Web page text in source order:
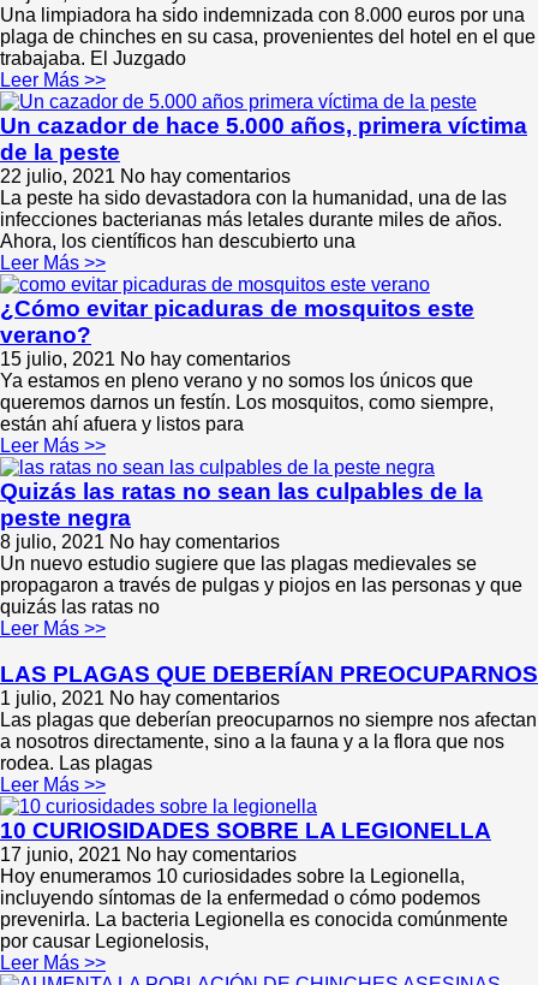
Una limpiadora ha sido indemnizada con 8.000 euros por una
plaga de chinches en su casa, provenientes del hotel en el que
trabajaba. El Juzgado
Leer Más >>
Un cazador de hace 5.000 años, primera víctima
de la peste
22 julio, 2021 No hay comentarios
La peste ha sido devastadora con la humanidad, una de las
infecciones bacterianas más letales durante miles de años.
Ahora, los científicos han descubierto una
Leer Más >>
¿Cómo evitar picaduras de mosquitos este
verano?
15 julio, 2021 No hay comentarios
Ya estamos en pleno verano y no somos los únicos que
queremos darnos un festín. Los mosquitos, como siempre,
están ahí afuera y listos para
Leer Más >>
Quizás las ratas no sean las culpables de la
peste negra
8 julio, 2021 No hay comentarios
Un nuevo estudio sugiere que las plagas medievales se
propagaron a través de pulgas y piojos en las personas y que
quizás las ratas no
Leer Más >>
LAS PLAGAS QUE DEBERÍAN PREOCUPARNOS
1 julio, 2021 No hay comentarios
Las plagas que deberían preocuparnos no siempre nos afectan
a nosotros directamente, sino a la fauna y a la flora que nos
rodea. Las plagas
Leer Más >>
10 CURIOSIDADES SOBRE LA LEGIONELLA
17 junio, 2021 No hay comentarios
Hoy enumeramos 10 curiosidades sobre la Legionella,
incluyendo síntomas de la enfermedad o cómo podemos
prevenirla. La bacteria Legionella es conocida comúnmente
por causar Legionelosis,
Leer Más >>